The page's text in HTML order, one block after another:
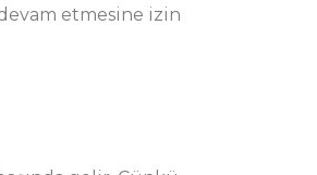
etmesine izin